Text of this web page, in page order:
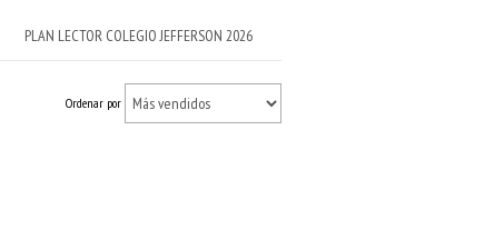
PLAN LECTOR COLEGIO JEFFERSON 2026
Ordenar por